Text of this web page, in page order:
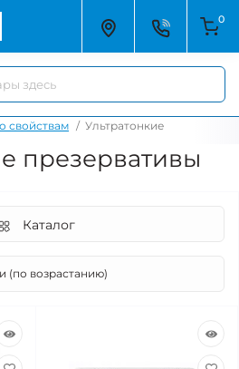
0
свойствам Ультратонкие
презервативы
Каталог